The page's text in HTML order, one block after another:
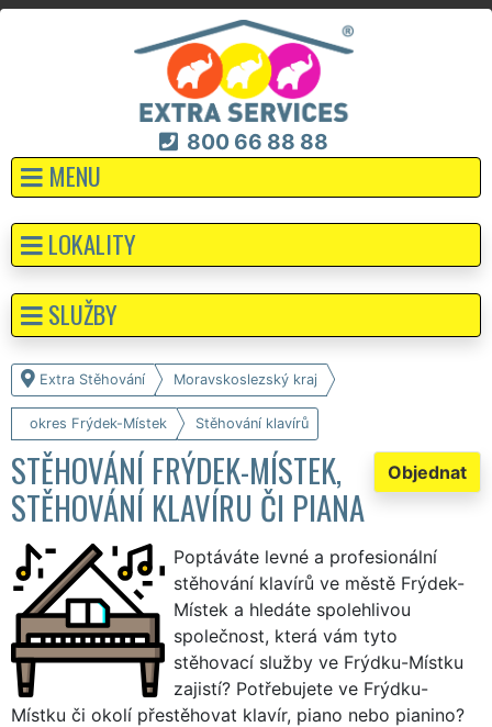
800 66 88 88
MENU
Extra Stěhování Moravskoslezský kraj
okres Frýdek-Místek Stěhování klavírů
Objednat
STĚHOVÁNÍ FRÝDEK-MÍSTEK,
STĚHOVÁNÍ KLAVÍRU ČI PIANA
Poptáváte levné a profesionální
stěhování klavírů ve městě Frýdek-
Místek a hledáte spolehlivou
společnost, která vám tyto
stěhovací služby ve Frýdku-Místku
zajistí? Potřebujete ve Frýdku-
Místku či okolí přestěhovat klavír, piano nebo pianino?
LOKALITY
SLUŽBY